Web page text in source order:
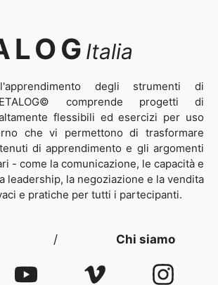
Italia
degli strumenti di
comprende progetti di
flessibili ed esercizi per uso
che vi permettono di trasformare
di apprendimento e gli argomenti
- come la comunicazione, le capacità e
leadership, la negoziazione e la vendita
e pratiche per tutti i partecipanti.
/ Chi siamo